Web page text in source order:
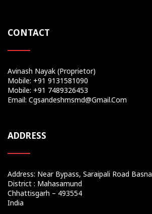
CONTACT
Avinash Nayak (Proprietor)
Mobile: +91 9131581090
Mobile: +91 7489326453
Email: Cgsandeshmsmd@gmail.com
ADDRESS
Address: Near Bypass, Saraipali Road Basna
District : Mahasamund
Chhattisgarh – 493554
India